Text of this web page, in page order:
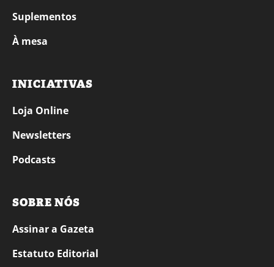
Suplementos
À mesa
INICIATIVAS
Loja Online
Newsletters
Podcasts
SOBRE NÓS
Assinar a Gazeta
Estatuto Editorial